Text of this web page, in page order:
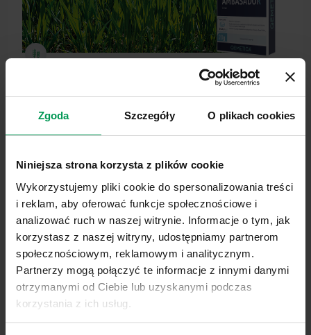
Zgoda Szczegóły O plikach cookies
Niniejsza strona korzysta z plików cookie
Wykorzystujemy pliki cookie do spersonalizowania treści
i reklam, aby oferować funkcje społecznościowe i
analizować ruch w naszej witrynie. Informacje o tym, jak
korzystasz z naszej witryny, udostępniamy partnerom
społecznościowym, reklamowym i analitycznym.
Partnerzy mogą połączyć te informacje z innymi danymi
otrzymanymi od Ciebie lub uzyskanymi podczas
korzystania z ich usług.
AMBASADOR® 75 WG